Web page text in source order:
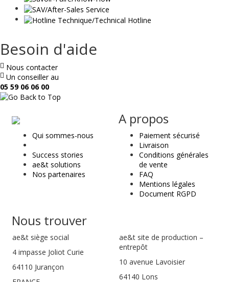
Besoin d'aide
Nous contacter
Un conseiller au
05 59 06 06 00
ae
&
t
Qui sommes-nous
Success stories
ae&t solutions
Nos partenaires
A propos
Paiement sécurisé
Livraison
Conditions générales
de vente
FAQ
Mentions légales
Document RGPD
Nous trouver
ae&t siège social
4 impasse Joliot Curie
64110 Jurançon
ae&t site de production –
entrepôt
10 avenue Lavoisier
64140 Lons